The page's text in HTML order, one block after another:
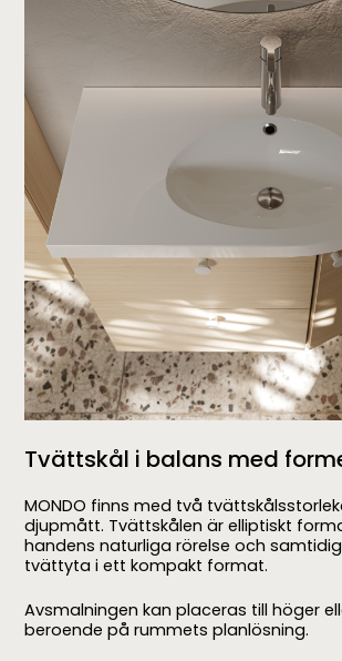
Tvättskål i balans med
MONDO finns med två
djupmått. Tvättskålen är elliptiskt
handens naturliga rörelse och
tvättyta i ett kompakt format.
Avsmalningen kan placeras till höger
beroende på rummets planlösning.